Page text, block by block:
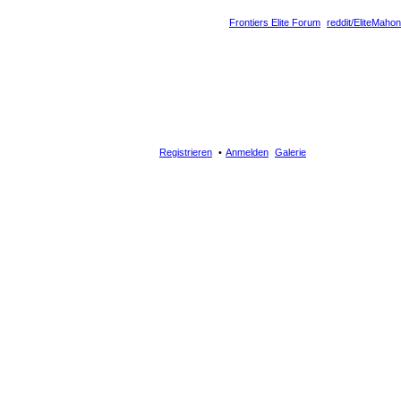
reddit/EliteMahon
Frontiers Elite Forum
Galerie
Anmelden
Registrieren